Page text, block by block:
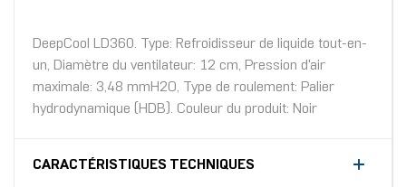
DeepCool LD360. Type: Refroidisseur de liquide tout-en-
un, Diamètre du ventilateur: 12 cm, Pression d'air
maximale: 3,48 mmH2O, Type de roulement: Palier
hydrodynamique (HDB). Couleur du produit: Noir
CARACTÉRISTIQUES TECHNIQUES